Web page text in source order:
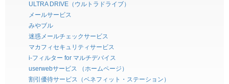
ULTRA DRIVE（ウルトラドライブ）
メールサービス
みやブル
迷惑メールチェックサービス
マカフィセキュリティサービス
i-フィルター for マルチデバイス
userwebサービス （ホームページ）
割引優待サービス（ベネフィット・ステーション）